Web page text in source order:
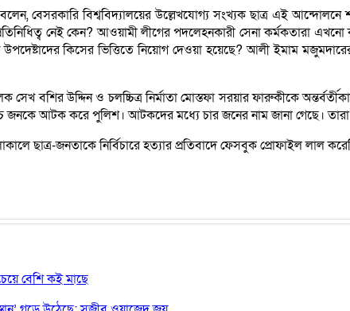
বেসরকারি বিশ্ববিদ্যালয়ের উল্লেখযোগ্য সংখ্যক ছাত্র এই
নেই কেন? আওয়ামী লীগের পদলেহনকারী সেনা কর্মকতারা
উপদেষ্টাদের কিসের ভিত্তিতে নিয়োগ দেওয়া হয়েছে? আলী ইমাম
বশির উদ্দিন ও চলচ্চিত্র নির্মাতা মোস্তফা সরয়ার ফারুকীকে
জনকে আটক করে পুলিশ। আটকদের মধ্যে চার জনের নাম জানা গেছে।
ছাত্র-জনতাকে নির্বিচারে হত্যার প্রতিবাদে ফেসবুক প্রোফাইল লাল
বেশি কই মাছে